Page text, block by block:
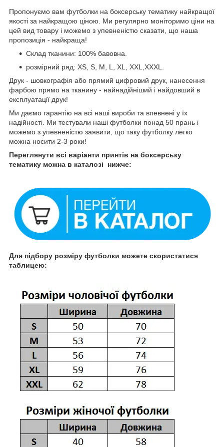
Пропонуємо вам футболки на боксерську тематику найкращої
якості за найкращою ціною. Ми регулярно моніторимо ціни на
цей вид товару і можемо з упевненістю сказати, що наша
пропозиція - найкраща!
Склад тканини: 100% бавовна.
розмірний ряд: XS, S, M, L, XL, XXL,XXXL.
Друк - шовкографія або прямий цифровий друк, нанесення
фарбою прямо на тканину - найнадійніший і найдовший в
експлуатації друк!
Ми даємо гарантію на всі наші вироби та впевнені у їх
надійності. Ми тестували наші футболки понад 50 прань і
можемо з упевненістю заявити, що таку футболку легко
можна носити 2-3 роки!
Переглянути всі варіанти принтів на боксерську
тематику можна в каталозі нижче:
Для підбору розміру футболки можете скористатися
таблицею: